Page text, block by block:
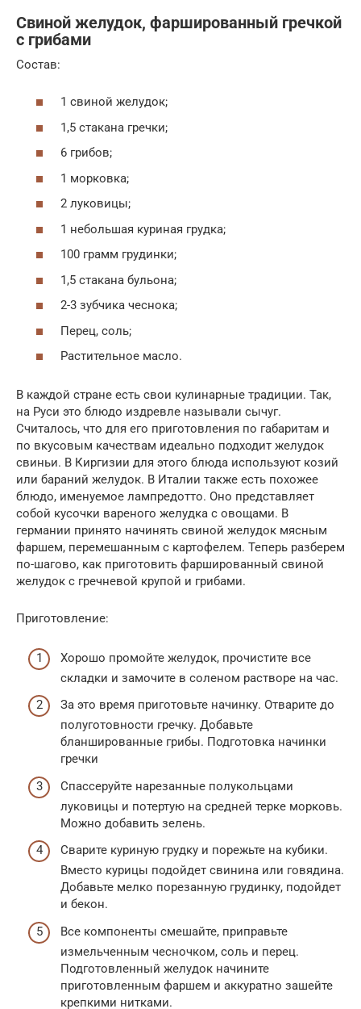
Свиной желудок, фаршированный гречкой
с грибами
Состав:
1 свиной желудок;
1,5 стакана гречки;
6 грибов;
1 морковка;
2 луковицы;
1 небольшая куриная грудка;
100 грамм грудинки;
1,5 стакана бульона;
2-3 зубчика чеснока;
Перец, соль;
Растительное масло.
В каждой стране есть свои кулинарные традиции. Так,
на Руси это блюдо издревле называли сычуг.
Считалось, что для его приготовления по габаритам и
по вкусовым качествам идеально подходит желудок
свиньи. В Киргизии для этого блюда используют козий
или бараний желудок. В Италии также есть похожее
блюдо, именуемое лампредотто. Оно представляет
собой кусочки вареного желудка с овощами. В
германии принято начинять свиной желудок мясным
фаршем, перемешанным с картофелем. Теперь разберем
по-шагово, как приготовить фаршированный свиной
желудок с гречневой крупой и грибами.
Приготовление:
Хорошо промойте желудок, прочистите все
складки и замочите в соленом растворе на час.
За это время приготовьте начинку. Отварите до
полуготовности гречку. Добавьте
бланшированные грибы. Подготовка начинки
гречки
Спассеруйте нарезанные полукольцами
луковицы и потертую на средней терке морковь.
Можно добавить зелень.
Сварите куриную грудку и порежьте на кубики.
Вместо курицы подойдет свинина или говядина.
Добавьте мелко порезанную грудинку, подойдет
и бекон.
Все компоненты смешайте, приправьте
измельченным чесночком, соль и перец.
Подготовленный желудок начините
приготовленным фаршем и аккуратно зашейте
крепкими нитками.